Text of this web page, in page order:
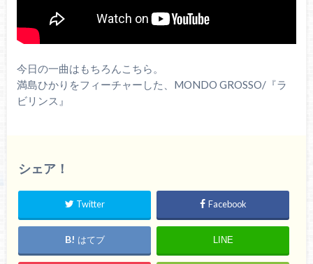
今日の一曲はもちろんこちら。
満島ひかりをフィーチャーした、MONDO GROSSO/『ラ
ビリンス』
シェア！
Twitter Facebook
はてブ LINE